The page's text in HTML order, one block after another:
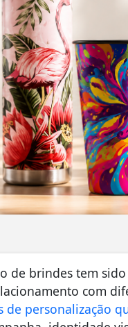
de brindes tem
com
de personalização